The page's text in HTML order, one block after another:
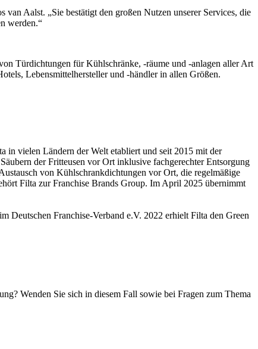
Aalst. „Sie bestätigt den großen Nutzen unserer Services, die
werden.“
Türdichtungen für Kühlschränke, -räume und -anlagen aller Art
Lebensmittelhersteller und -händler in allen Größen.
in vielen Ländern der Welt etabliert und seit 2015 mit der
der Fritteusen vor Ort inklusive fachgerechter Entsorgung
von Kühlschrankdichtungen vor Ort, die regelmäßige
Filta zur Franchise Brands Group. Im April 2025 übernimmt
Deutschen Franchise-Verband e.V. 2022 erhielt Filta den Green
Wenden Sie sich in diesem Fall sowie bei Fragen zum Thema